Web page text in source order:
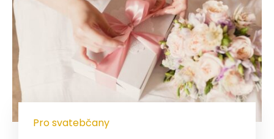
Pro svatebčany